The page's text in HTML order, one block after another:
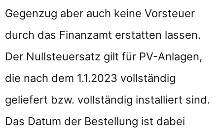
Gegenzug aber auch keine Vorsteuer
durch das Finanzamt erstatten lassen.
Der Nullsteuersatz gilt für PV-Anlagen,
die nach dem 1.1.2023 vollständig
geliefert bzw. vollständig installiert sind.
Das Datum der Bestellung ist dabei